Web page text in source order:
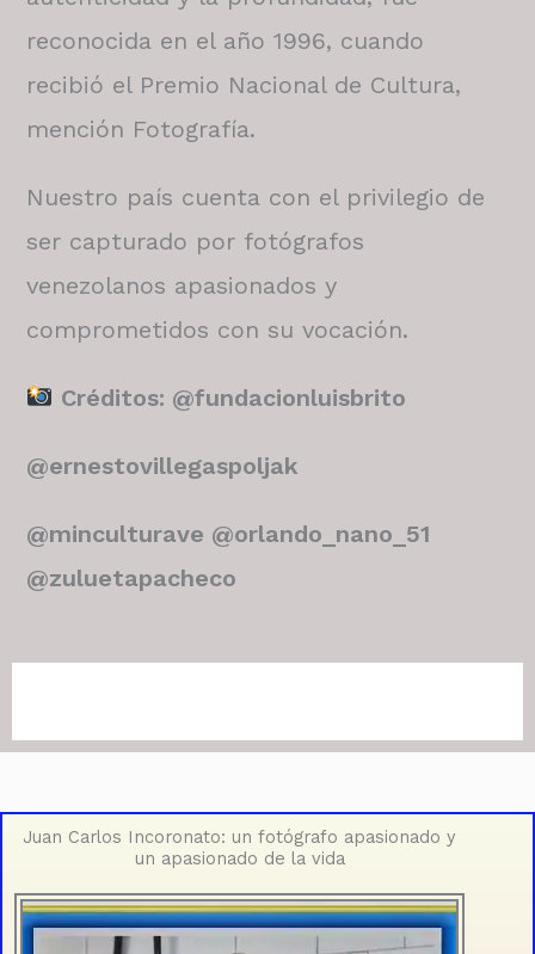
reconocida en el año 1996, cuando
recibió el Premio Nacional de Cultura,
mención Fotografía.
Nuestro país cuenta con el privilegio de
ser capturado por fotógrafos
venezolanos apasionados y
comprometidos con su vocación.
Créditos: @fundacionluisbrito
@ernestovillegaspoljak
@minculturave @orlando_nano_51
@zuluetapacheco
Juan Carlos Incoronato: un fotógrafo apasionado y
un apasionado de la vida